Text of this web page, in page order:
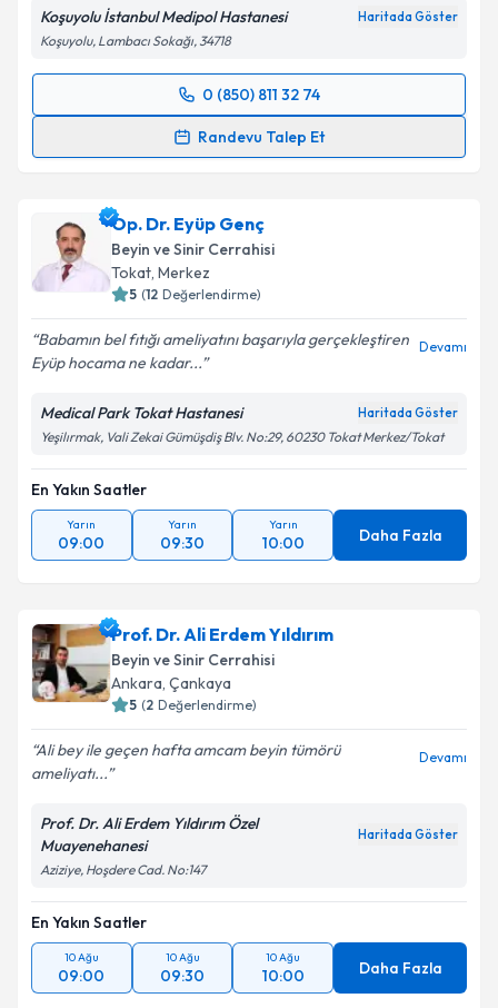
Koşuyolu İstanbul Medipol Hastanesi Haritada Göster
Koşuyolu, Lambacı Sokağı, 34718
0 (850) 811 32 74
Randevu Talep Et
Randevu Takvimi Talebi
takvim hazırlandığında e-posta ile bilgilendireceğiz.
E-posta Adresiniz
kapsamda işlenmesini kabul ediyorum.
Op. Dr. Eyüp Genç
Beyin ve Sinir Cerrahisi
Tokat, Merkez
5 (12 Değerlendirme)
Babamın bel fıtığı ameliyatını başarıyla gerçekleştiren
Eyüp hocama ne kadar...
Devamı
Medical Park Tokat Hastanesi Haritada Göster
Yeşilırmak, Vali Zekai Gümüşdiş Blv. No:29, 60230 Tokat Merkez/Tokat
En Yakın Saatler
Yarın
09:00
Yarın
09:30
Yarın
10:00 Daha Fazla
Prof. Dr. Ali Erdem Yıldırım
Beyin ve Sinir Cerrahisi
Ankara, Çankaya
5 (2 Değerlendirme)
Ali bey ile geçen hafta amcam beyin tümörü
ameliyatı...
Devamı
Prof. Dr. Ali Erdem Yıldırım Özel
Muayenehanesi
Haritada Göster
Aziziye, Hoşdere Cad. No:147
En Yakın Saatler
10 Ağu
09:00
10 Ağu
09:30
10 Ağu
10:00 Daha Fazla